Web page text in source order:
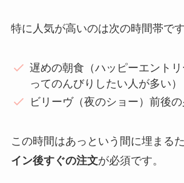
特に人気が高いのは次の時間帯で
遅めの朝食（ハッピーエント
ってのんびりしたい人が多い）
ビリーヴ（夜のショー）前後
この時間はあっという間に埋まるた
イン後すぐの注文が必須です。